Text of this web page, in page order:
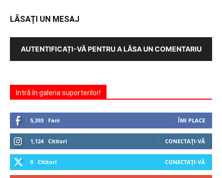
LĂSAȚI UN MESAJ
AUTENTIFICAȚI-VĂ PENTRU A LĂSA UN COMENTARIU
Intră în galeria suporterilor!
5,393 Fani ÎMI PLACE
1,124 Cititori CONECTAȚI-VĂ
0 Cititori CONECTAȚI-VĂ